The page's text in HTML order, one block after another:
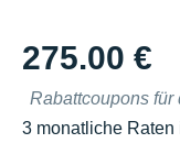
275.00 €
Rabattcoupons
3 monatliche Raten
Ohne Zusatzkosten